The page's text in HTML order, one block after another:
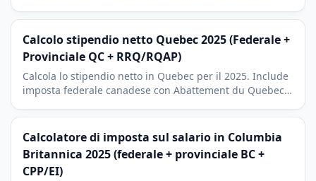
CPP2 e EI (Employment Insurance).
Calcolo stipendio netto Quebec 2025 (Federale +
Provinciale QC + RRQ/RQAP)
Calcola lo stipendio netto in Quebec per il 2025. Include
imposta federale canadese con Abattement du Quebec,
di Revenu Quebec.
Calcolatore di imposta sul salario in Columbia
Britannica 2025 (federale + provinciale BC +
CPP/EI)